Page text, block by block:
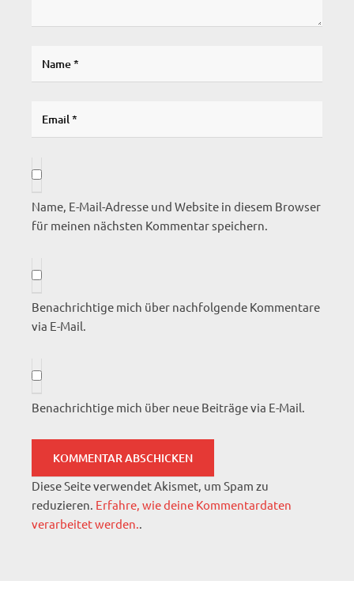
Name, E-Mail-Adresse und Website in diesem Browser
für meinen nächsten Kommentar speichern.
Benachrichtige mich über nachfolgende Kommentare
via E-Mail.
Benachrichtige mich über neue Beiträge via E-Mail.
Diese Seite verwendet Akismet, um Spam zu
reduzieren. Erfahre, wie deine Kommentardaten
verarbeitet werden..